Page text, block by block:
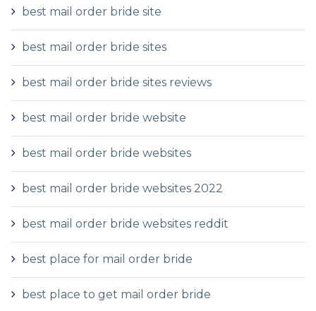
best mail order bride site
best mail order bride sites
best mail order bride sites reviews
best mail order bride website
best mail order bride websites
best mail order bride websites 2022
best mail order bride websites reddit
best place for mail order bride
best place to get mail order bride